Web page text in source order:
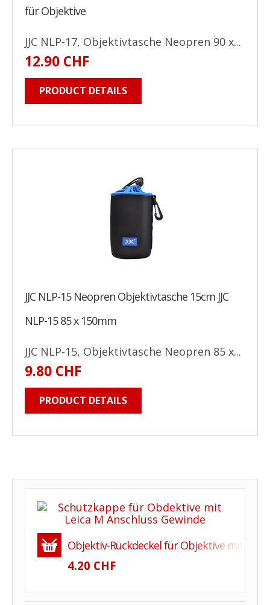
für Objektive
JJC NLP-17, Objektivtasche Neopren 90 x...
12.90 CHF
PRODUCT DETAILS
JJC NLP-15 Neopren Objektivtasche 15cm JJC
NLP-15 85 x 150mm
JJC NLP-15, Objektivtasche Neopren 85 x...
9.80 CHF
PRODUCT DETAILS
Objektiv-Rückdeckel für Objektive mit M42
4.20 CHF